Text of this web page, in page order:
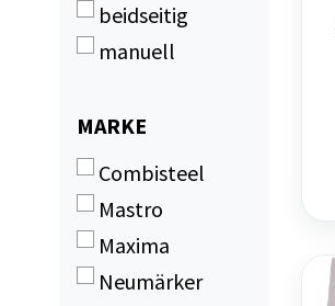
beidseitig
manuell
MARKE
MARKE
Combisteel
Mastro
Maxima
Neumärker